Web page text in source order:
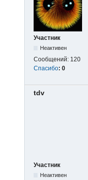
Участник
Неактивен
Сообщений: 120
Спасибо: 0
tdv
Участник
Неактивен